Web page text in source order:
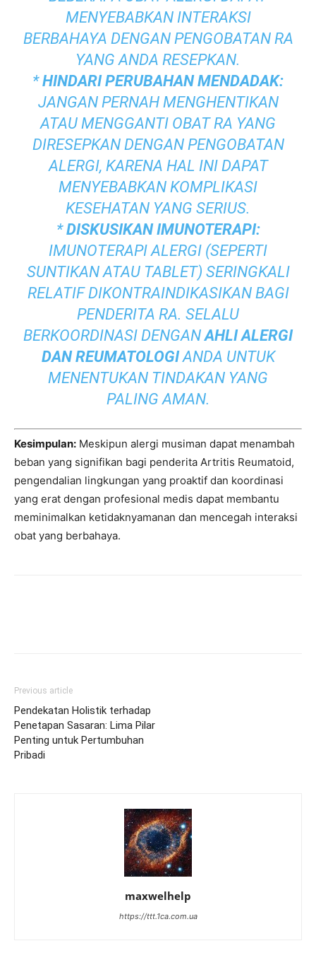
MENYEBABKAN INTERAKSI
BERBAHAYA DENGAN PENGOBATAN RA
YANG ANDA RESEPKAN.
*HINDARI PERUBAHAN MENDADAK:
JANGAN PERNAH MENGHENTIKAN
ATAU MENGGANTI OBAT RA YANG
DIRESEPKAN DENGAN PENGOBATAN
ALERGI, KARENA HAL INI DAPAT
MENYEBABKAN KOMPLIKASI
KESEHATAN YANG SERIUS.
*DISKUSIKAN IMUNOTERAPI:
IMUNOTERAPI ALERGI (SEPERTI
SUNTIKAN ATAU TABLET) SERINGKALI
RELATIF DIKONTRAINDIKASIKAN BAGI
PENDERITA RA. SELALU
BERKOORDINASI DENGANAHLI ALERGI
DAN REUMATOLOGIANDA UNTUK
MENENTUKAN TINDAKAN YANG
PALING AMAN.
Kesimpulan: Meskipun alergi musiman dapat menambah
beban yang signifikan bagi penderita Artritis Reumatoid,
pengendalian lingkungan yang proaktif dan koordinasi
yang erat dengan profesional medis dapat membantu
meminimalkan ketidaknyamanan dan mencegah interaksi
obat yang berbahaya.
Previous article
Pendekatan Holistik terhadap
Penetapan Sasaran: Lima Pilar
Penting untuk Pertumbuhan
Pribadi
maxwelhelp
https://ttt.1ca.com.ua